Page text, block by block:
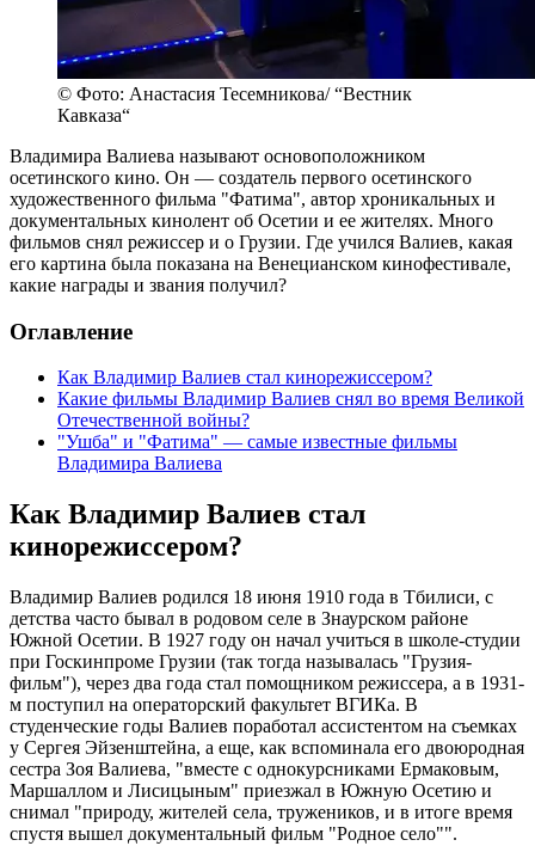
© Фото: Анастасия Тесемникова/ “Вестник
Кавказа“
Владимира Валиева называют основоположником
осетинского кино. Он — создатель первого осетинского
художественного фильма "Фатима", автор хроникальных и
документальных кинолент об Осетии и ее жителях. Много
фильмов снял режиссер и о Грузии. Где учился Валиев, какая
его картина была показана на Венецианском кинофестивале,
какие награды и звания получил?
Оглавление
Как Владимир Валиев стал кинорежиссером?
Какие фильмы Владимир Валиев снял во время Великой
Отечественной войны?
"Ушба" и "Фатима" — самые известные фильмы
Владимира Валиева
Как Владимир Валиев стал
кинорежиссером?
Владимир Валиев родился 18 июня 1910 года в Тбилиси, с
детства часто бывал в родовом селе в Знаурском районе
Южной Осетии. В 1927 году он начал учиться в школе-студии
при Госкинпроме Грузии (так тогда называлась "Грузия-
фильм"), через два года стал помощником режиссера, а в 1931-
м поступил на операторский факультет ВГИКа. В
студенческие годы Валиев поработал ассистентом на съемках
у Сергея Эйзенштейна, а еще, как вспоминала его двоюродная
сестра Зоя Валиева, "вместе с однокурсниками Ермаковым,
Маршаллом и Лисицыным" приезжал в Южную Осетию и
снимал "природу, жителей села, тружеников, и в итоге время
спустя вышел документальный фильм "Родное село"".